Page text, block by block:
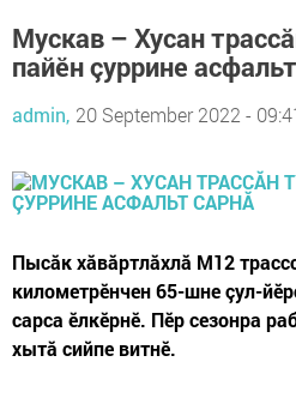
Мускав – Хусан
пайӗн çуррине
admin, 20 September 2022 -
Пысăк хăвăртлăхлă М12
километрӗнчен 65-шне çул-
сарса ӗлкӗрнӗ. Пӗр сезонра
хытă сийпе витнӗ.